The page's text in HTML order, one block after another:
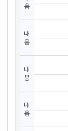
용
내
용
내
용
내
용